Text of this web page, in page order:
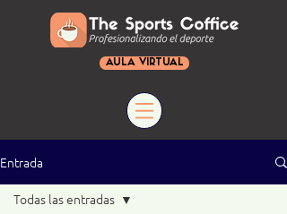
AULA VIRTUAL
Entrada
Todas las entradas